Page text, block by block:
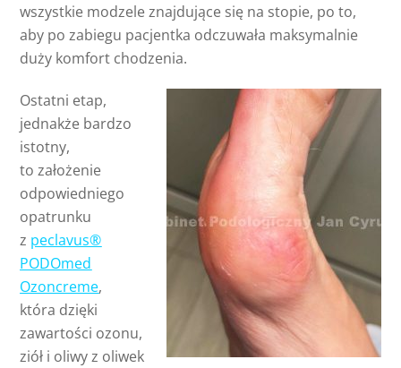
wszystkie modzele znajdujące się na stopie, po to,
aby po zabiegu pacjentka odczuwała maksymalnie
duży komfort chodzenia.
Ostatni etap,
jednakże bardzo
istotny,
to założenie
odpowiedniego
opatrunku
z peclavus®
PODOmed
Ozoncreme,
która dzięki
zawartości ozonu,
ziół i oliwy z oliwek